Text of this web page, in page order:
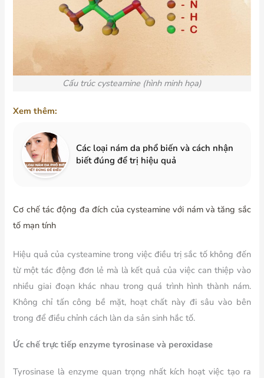
Cấu trúc cysteamine (hình minh họa)
Xem thêm:
Các loại nám da phổ biến và cách nhận
biết đúng để trị hiệu quả
Cơ chế tác động đa đích của cysteamine với nám và tăng sắc
tố mạn tính
Hiệu quả của cysteamine trong việc điều trị sắc tố không đến
từ một tác động đơn lẻ mà là kết quả của việc can thiệp vào
nhiều giai đoạn khác nhau trong quá trình hình thành nám.
Không chỉ tấn công bề mặt, hoạt chất này đi sâu vào bên
trong để điều chỉnh cách làn da sản sinh hắc tố.
Ức chế trực tiếp enzyme tyrosinase và peroxidase
Tyrosinase là enzyme quan trọng nhất kích hoạt việc tạo ra